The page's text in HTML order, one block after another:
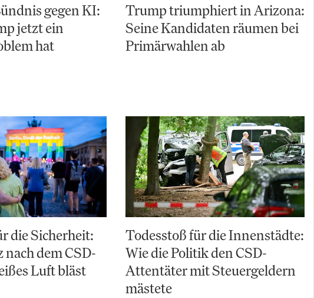
gegen KI:
jetzt ein
hat
Trump triumphiert in Arizona:
Seine Kandidaten räumen bei
Primärwahlen ab
die Sicherheit:
dem CSD-
Luft bläst
Todesstoß für die Innenstädte:
Wie die Politik den CSD-
Attentäter mit Steuergeldern
mästete